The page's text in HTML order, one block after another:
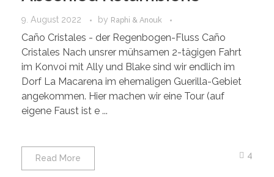
9. August 2022 by Raphi & Anouk
Caño Cristales - der Regenbogen-Fluss Caño
Cristales Nach unsrer mühsamen 2-tägigen Fahrt
im Konvoi mit Ally und Blake sind wir endlich im
Dorf La Macarena im ehemaligen Guerilla-Gebiet
angekommen. Hier machen wir eine Tour (auf
eigene Faust ist e ...
Read More 4